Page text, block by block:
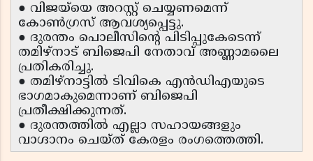
● വിജയ്‌യെ അറസ്റ്റ് ചെയ്യണമെന്ന്
കോൺഗ്രസ് ആവശ്യപ്പെട്ടു.
● ദുരന്തം പൊലീസിന്റെ പിടിപ്പുകേടെന്ന്
തമിഴ്നാട് ബിജെപി നേതാവ് അണ്ണാമലൈ
പ്രതികരിച്ചു.
● തമിഴ്നാട്ടിൽ ടിവികെ എൻഡിഎയുടെ
ഭാഗമാകുമെന്നാണ് ബിജെപി
പ്രതീക്ഷിക്കുന്നത്.
● ദുരന്തത്തിൽ എല്ലാ സഹായങ്ങളും
വാഗ്ദാനം ചെയ്‌ത്‌ കേരളം രംഗത്തെത്തി.